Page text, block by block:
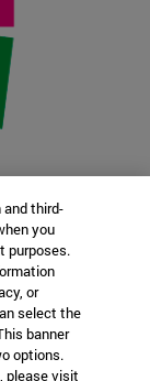
third-
you
purposes.
or
select the
banner
options.
please visit